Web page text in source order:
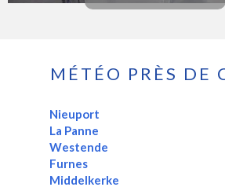
MÉTÉO PRÈS DE
Nieuport
La Panne
Westende
Furnes
Middelkerke